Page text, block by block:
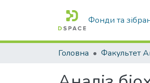
Фонди та
Головна